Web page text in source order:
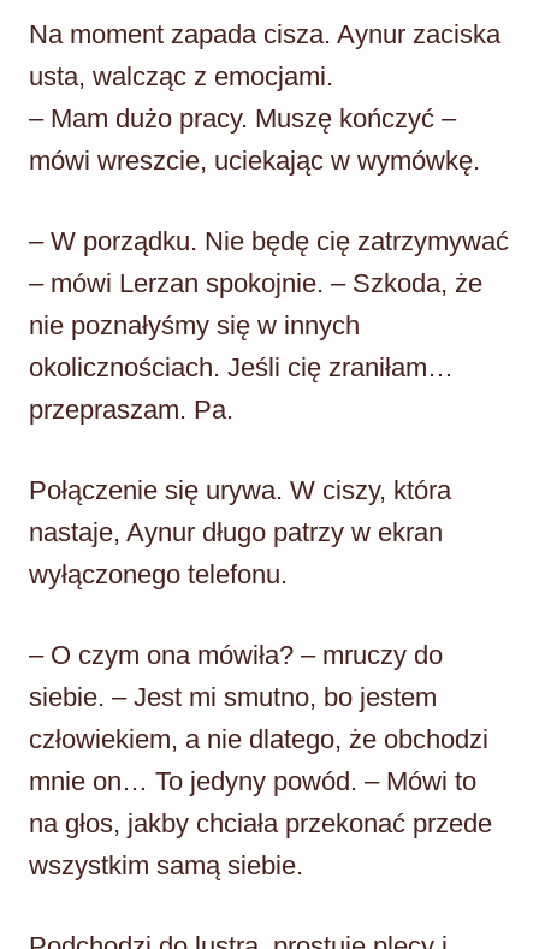
Na moment zapada cisza. Aynur zaciska
usta, walcząc z emocjami.
– Mam dużo pracy. Muszę kończyć –
mówi wreszcie, uciekając w wymówkę.
– W porządku. Nie będę cię zatrzymywać
– mówi Lerzan spokojnie. – Szkoda, że
nie poznałyśmy się w innych
okolicznościach. Jeśli cię zraniłam…
przepraszam. Pa.
Połączenie się urywa. W ciszy, która
nastaje, Aynur długo patrzy w ekran
wyłączonego telefonu.
– O czym ona mówiła? – mruczy do
siebie. – Jest mi smutno, bo jestem
człowiekiem, a nie dlatego, że obchodzi
mnie on… To jedyny powód. – Mówi to
na głos, jakby chciała przekonać przede
wszystkim samą siebie.